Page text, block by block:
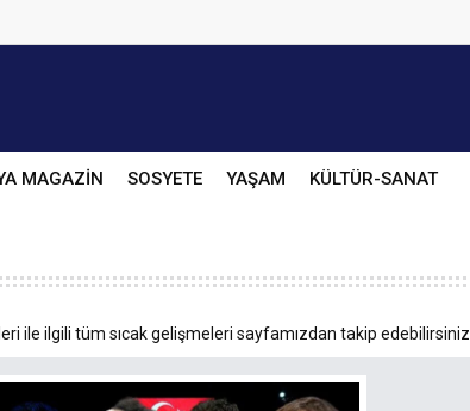
MAGAZİN SOSYETE YAŞAM KÜLTÜR-SANAT
ile ilgili tüm sıcak gelişmeleri sayfamızdan takip edebilirsiniz.